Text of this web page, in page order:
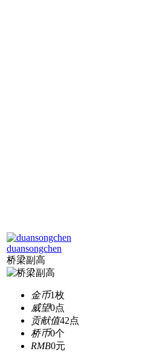
duansongchen
桥梁副高
金币1枚
威望0点
贡献值42点
桥币0个
RMB0元